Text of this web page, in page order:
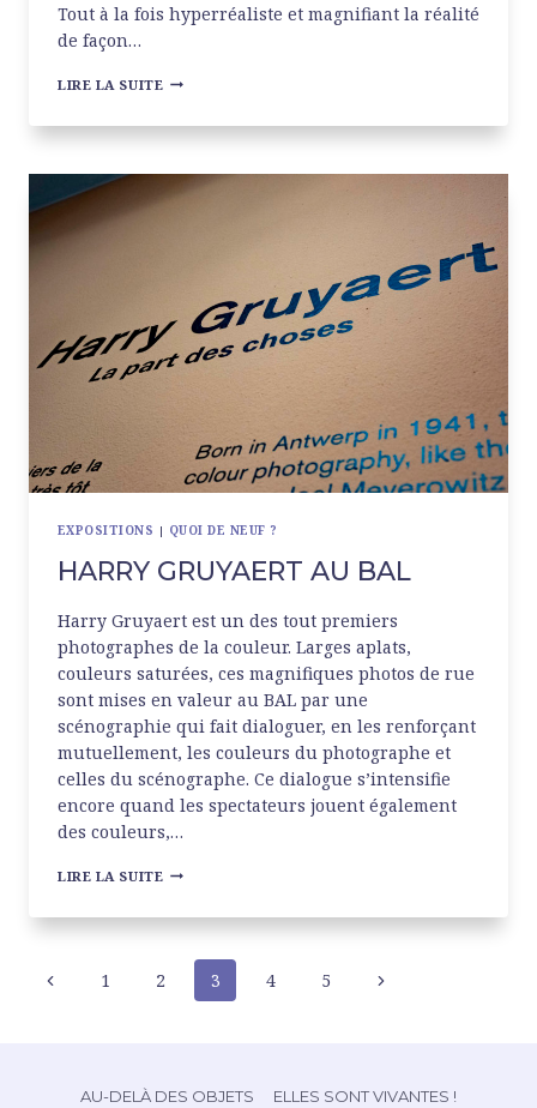
Tout à la fois hyperréaliste et magnifiant la réalité
de façon…
LIRE LA SUITE RON
CARTIER
EXPOSITIONS | QUOI DE NEUF ?
HARRY GRUYAERT AU BAL
Harry Gruyaert est un des tout premiers
photographes de la couleur. Larges aplats,
couleurs saturées, ces magnifiques photos de rue
sont mises en valeur au BAL par une
scénographie qui fait dialoguer, en les renforçant
mutuellement, les couleurs du photographe et
celles du scénographe. Ce dialogue s’intensifie
encore quand les spectateurs jouent également
des couleurs,…
LIRE LA SUITE HARRY
AU
NAVIGATION
PAGE
Page
1 2 3 4 5
Page
AU-DELÀ DES OBJETS ELLES SONT VIVANTES !